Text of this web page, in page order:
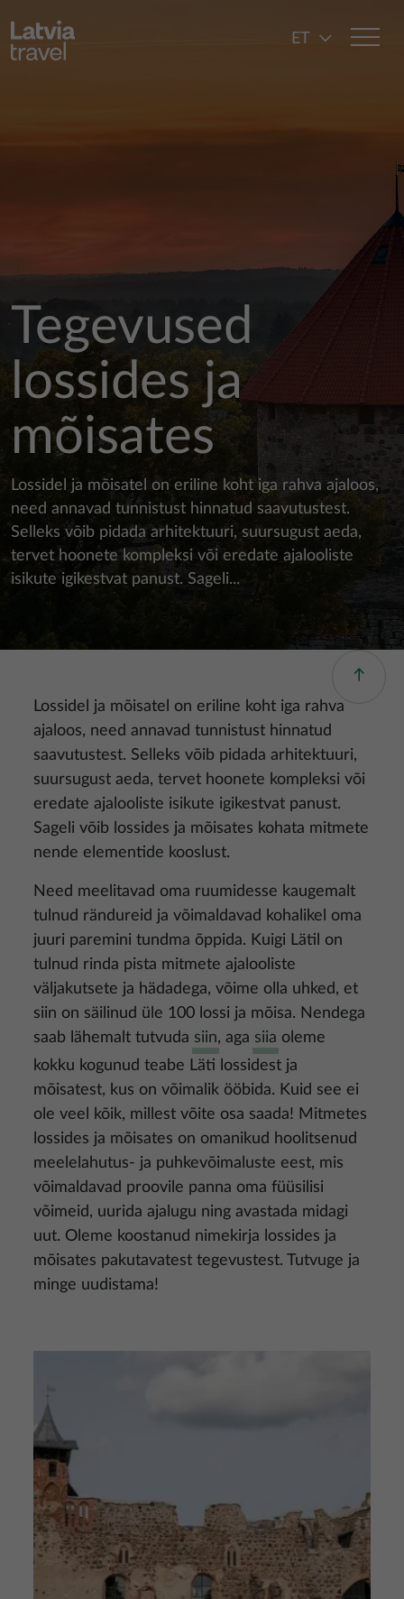
ET
Tegevused
lossides ja
mõisates
Lossidel ja mõisatel on eriline koht iga rahva ajaloos,
need annavad tunnistust hinnatud saavutustest.
Selleks võib pidada arhitektuuri, suursugust aeda,
tervet hoonete kompleksi või eredate ajalooliste
isikute igikestvat panust. Sageli...
Lossidel ja mõisatel on eriline koht iga rahva
ajaloos, need annavad tunnistust hinnatud
saavutustest. Selleks võib pidada arhitektuuri,
suursugust aeda, tervet hoonete kompleksi või
eredate ajalooliste isikute igikestvat panust.
Sageli võib lossides ja mõisates kohata mitmete
nende elementide kooslust.
Need meelitavad oma ruumidesse kaugemalt
tulnud rändureid ja võimaldavad kohalikel oma
juuri paremini tundma õppida. Kuigi Lätil on
tulnud rinda pista mitmete ajalooliste
väljakutsete ja hädadega, võime olla uhked, et
siin on säilinud üle 100 lossi ja mõisa. Nendega
saab lähemalt tutvuda siin, aga siia oleme
kokku kogunud teabe Läti lossidest ja
mõisatest, kus on võimalik ööbida. Kuid see ei
ole veel kõik, millest võite osa saada! Mitmetes
lossides ja mõisates on omanikud hoolitsenud
meelelahutus- ja puhkevõimaluste eest, mis
võimaldavad proovile panna oma füüsilisi
võimeid, uurida ajalugu ning avastada midagi
uut. Oleme koostanud nimekirja lossides ja
mõisates pakutavatest tegevustest. Tutvuge ja
minge uudistama!